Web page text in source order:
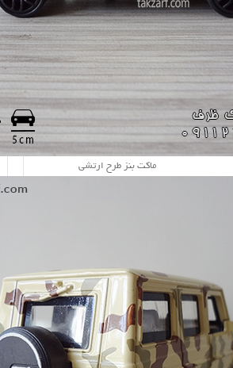
ماکت بنز طرح ارتشی